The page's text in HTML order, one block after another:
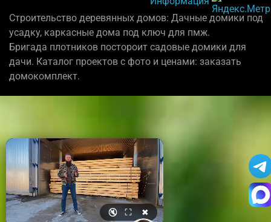
Строительство деревянных домов: Дачные домики под
усадку, каркасные дома под ключ для пмж.
Бригада плотников постороит садовые домики для
дачи. Каталог проектов с фото и ценами: заказать
домокомплект.
🔇 ⛶ ✖